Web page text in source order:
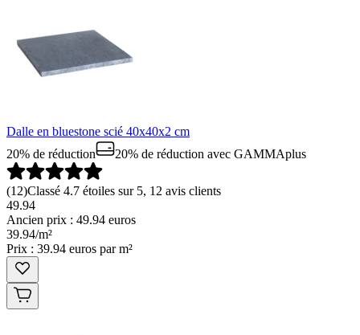
Dalle en bluestone scié 40x40x2 cm
20% de réduction
20% de réduction avec GAMMAplus
(12)Classé 4.7 étoiles sur 5, 12 avis clients
49.94
Ancien prix : 49.94 euros
39.94/m²
Prix : 39.94 euros par m²